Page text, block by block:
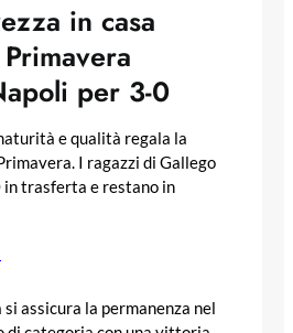
in casa
per 3-0
e qualità regala la
I ragazzi di Gallego
trasferta e restano in
assicura la permanenza nel